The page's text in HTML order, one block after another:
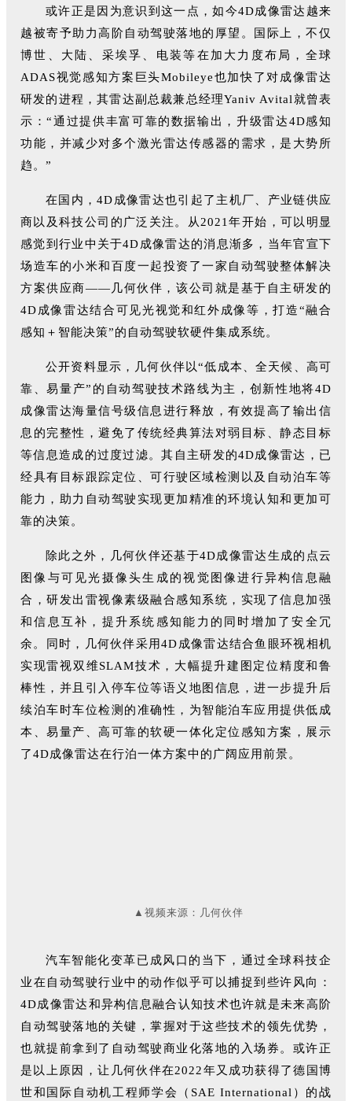
或许正是因为意识到这一点，如今4D成像雷达越来
越被寄予助力高阶自动驾驶落地的厚望。国际上，不仅
博世、大陆、采埃孚、电装等在加大力度布局，全球
ADAS视觉感知方案巨头Mobileye也加快了对成像雷达
研发的进程，其雷达副总裁兼总经理Yaniv Avital就曾表
示：“通过提供丰富可靠的数据输出，升级雷达4D感知
功能，并减少对多个激光雷达传感器的需求，是大势所
趋。”
在国内，4D成像雷达也引起了主机厂、产业链供应
商以及科技公司的广泛关注。从2021年开始，可以明显
感觉到行业中关于4D成像雷达的消息渐多，当年官宣下
场造车的小米和百度一起投资了一家自动驾驶整体解决
方案供应商——几何伙伴，该公司就是基于自主研发的
4D成像雷达结合可见光视觉和红外成像等，打造“融合
感知＋智能决策”的自动驾驶软硬件集成系统。
公开资料显示，几何伙伴以“低成本、全天候、高可
靠、易量产”的自动驾驶技术路线为主，创新性地将4D
成像雷达海量信号级信息进行释放，有效提高了输出信
息的完整性，避免了传统经典算法对弱目标、静态目标
等信息造成的过度过滤。其自主研发的4D成像雷达，已
经具有目标跟踪定位、可行驶区域检测以及自动泊车等
能力，助力自动驾驶实现更加精准的环境认知和更加可
靠的决策。
除此之外，几何伙伴还基于4D成像雷达生成的点云
图像与可见光摄像头生成的视觉图像进行异构信息融
合，研发出雷视像素级融合感知系统，实现了信息加强
和信息互补，提升系统感知能力的同时增加了安全冗
余。同时，几何伙伴采用4D成像雷达结合鱼眼环视相机
实现雷视双维SLAM技术，大幅提升建图定位精度和鲁
棒性，并且引入停车位等语义地图信息，进一步提升后
续泊车时车位检测的准确性，为智能泊车应用提供低成
本、易量产、高可靠的软硬一体化定位感知方案，展示
了4D成像雷达在行泊一体方案中的广阔应用前景。
▲视频来源：几何伙伴
汽车智能化变革已成风口的当下，通过全球科技企
业在自动驾驶行业中的动作似乎可以捕捉到些许风向：
4D成像雷达和异构信息融合认知技术也许就是未来高阶
自动驾驶落地的关键，掌握对于这些技术的领先优势，
也就提前拿到了自动驾驶商业化落地的入场券。或许正
是以上原因，让几何伙伴在2022年又成功获得了德国博
世和国际自动机工程师学会（SAE International）的战